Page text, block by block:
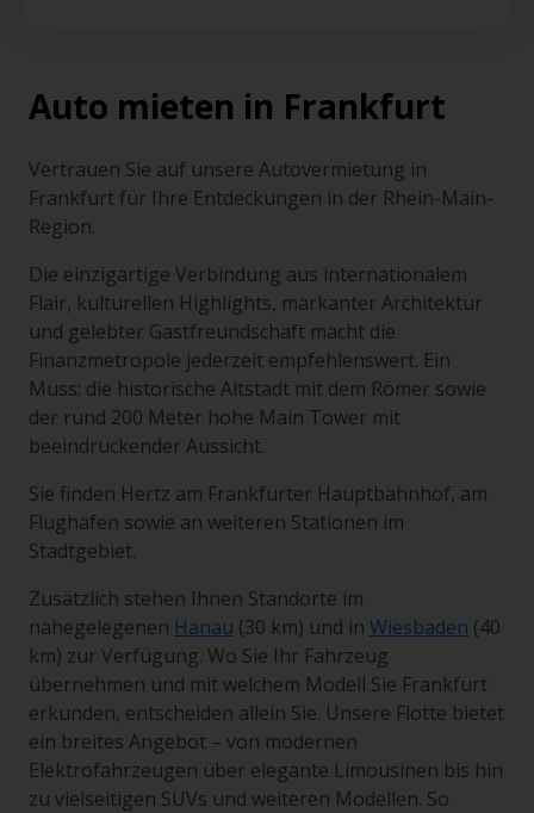
Auto mieten in Frankfurt
Vertrauen Sie auf unsere Autovermietung in
Frankfurt für Ihre Entdeckungen in der Rhein-Main-
Region.
Die einzigartige Verbindung aus internationalem
Flair, kulturellen Highlights, markanter Architektur
und gelebter Gastfreundschaft macht die
Finanzmetropole jederzeit empfehlenswert. Ein
Muss: die historische Altstadt mit dem Römer sowie
der rund 200 Meter hohe Main Tower mit
beeindruckender Aussicht.
Sie finden Hertz am Frankfurter Hauptbahnhof, am
Flughafen sowie an weiteren Stationen im
Stadtgebiet.
Zusätzlich stehen Ihnen Standorte im
nahegelegenen Hanau (30 km) und in Wiesbaden (40
km) zur Verfügung. Wo Sie Ihr Fahrzeug
übernehmen und mit welchem Modell Sie Frankfurt
erkunden, entscheiden allein Sie. Unsere Flotte bietet
ein breites Angebot – von modernen
Elektrofahrzeugen über elegante Limousinen bis hin
zu vielseitigen SUVs und weiteren Modellen. So